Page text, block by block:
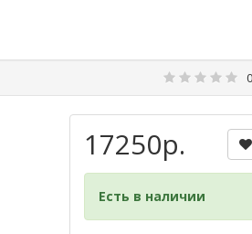
17250р.
Есть в наличии